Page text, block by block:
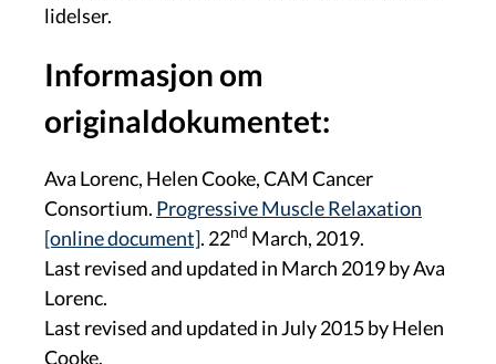
lidelser.
Informasjon om
originaldokumentet:
Ava Lorenc, Helen Cooke, CAM Cancer
Consortium. Progressive Muscle Relaxation
[online document]. 22nd March, 2019.
Last revised and updated in March 2019 by Ava
Lorenc.
Last revised and updated in July 2015 by Helen
Cooke.